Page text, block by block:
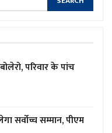
परिवार के पांच
सर्वोच्च सम्मान, पीएम